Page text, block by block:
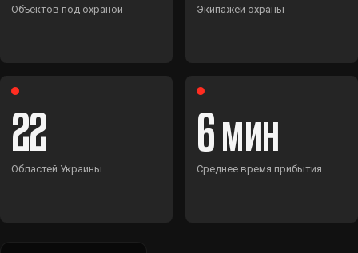
Объектов под охраной Экипажей охраны
22
Областей Украины
6
Среднее время прибытия